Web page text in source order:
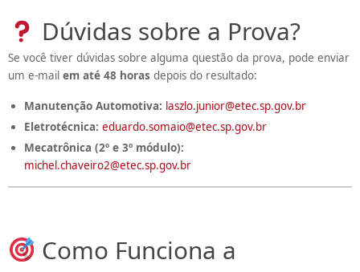
Dúvidas sobre a Prova?
Se você tiver dúvidas sobre alguma questão da prova, pode enviar
um e-mail em até 48 horas depois do resultado:
Manutenção Automotiva: laszlo.junior@etec.sp.gov.br
Eletrotécnica: eduardo.somaio@etec.sp.gov.br
Mecatrônica (2º e 3º módulo):
michel.chaveiro2@etec.sp.gov.br
Como Funciona a